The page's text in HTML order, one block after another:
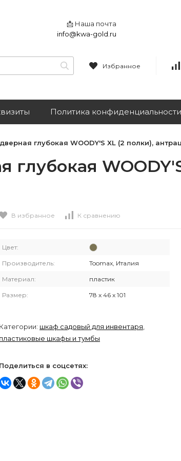
📩 Наша почта
info@kwa-gold.ru
Избранное
Политика конфиденциальности
глубокая WOODY'S XL (2 полки),
глубокая
В избранное К сравнению
Цвет:
Производитель: Toomax, Италия
Материал: пластик
Размер: 78 x 46 x 101
Категории: шкаф садовый для инвентаря
пластиковые шкафы и тумбы
Поделиться в соцсетях: